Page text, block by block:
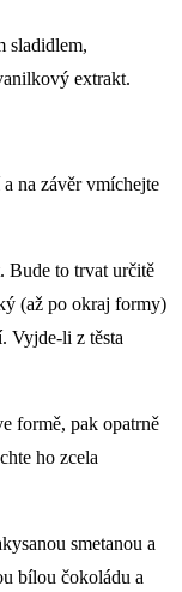
sladidlem,
extrakt.
na závěr vmíchejte
Bude to trvat určitě
(až po okraj formy)
Vyjde-li z těsta
formě, pak opatrně
ho zcela
smetanou a
bílou čokoládu a